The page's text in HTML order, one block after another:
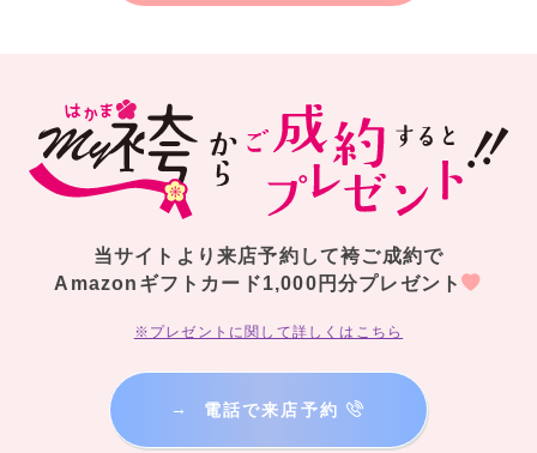
卒業式当日の着付けやヘアメイクもご心配なく！
お客様のご要望に応じ、着付けにヘアセットまでついた当日安心の
当サイトより来店予約して袴ご成約で
Amazonギフトカード1,000円分プレゼント
※プレゼントに関して詳しくはこちら
→ 電話で来店予約